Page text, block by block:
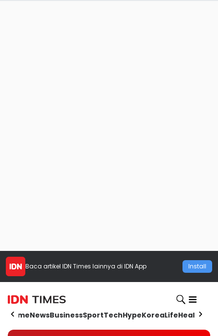
Baca artikel IDN Times lainnya di IDN App Install
HomeNewsBusinessSportTechHypeKoreaLifeHealth